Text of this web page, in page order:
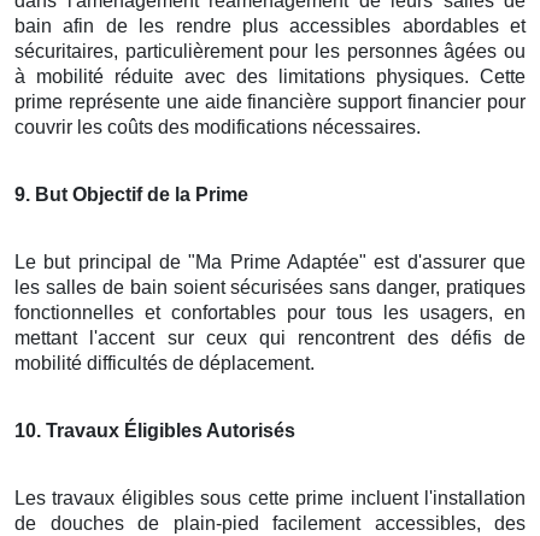
bain afin de les rendre plus accessibles abordables et
sécuritaires, particulièrement pour les personnes âgées ou
à mobilité réduite avec des limitations physiques. Cette
prime représente une aide financière support financier pour
couvrir les coûts des modifications nécessaires.
9. But Objectif de la Prime
Le but principal de "Ma Prime Adaptée" est d'assurer que
les salles de bain soient sécurisées sans danger, pratiques
fonctionnelles et confortables pour tous les usagers, en
mettant l'accent sur ceux qui rencontrent des défis de
mobilité difficultés de déplacement.
10. Travaux Éligibles Autorisés
Les travaux éligibles sous cette prime incluent l'installation
de douches de plain-pied facilement accessibles, des